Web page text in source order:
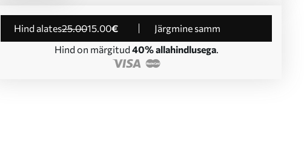
Hind alates25.0015.00€
Järgmine samm
Hind on märgitud 40% allahindlusega.